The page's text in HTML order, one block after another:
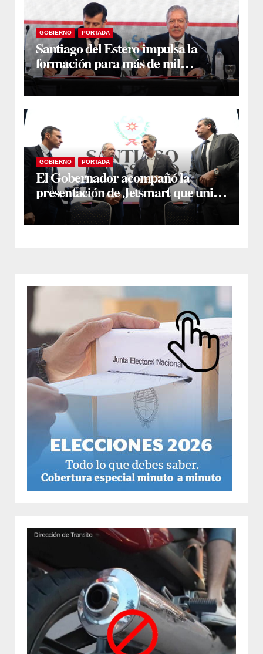
GOBIERNO PORTADA
Santiago del Estero impulsa la
formación para más de mil
docentes que aspiran a cargos
jerárquicos
GOBIERNO PORTADA
El Gobernador acompañó la
presentación de Jetsmart que unirá
Santiago y Buenos Aires